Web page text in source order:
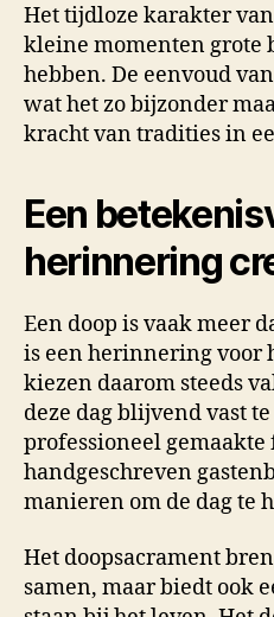
Het tijdloze karakter
kleine momenten grote
hebben. De eenvoud
wat het zo bijzonder
kracht van tradities in
Een
herinnering
Een doop is vaak meer
is een herinnering voor
kiezen daarom steeds
deze dag blijvend vast
professioneel
handgeschreven
manieren om de dag te
Het doopsacrament
samen, maar biedt ook